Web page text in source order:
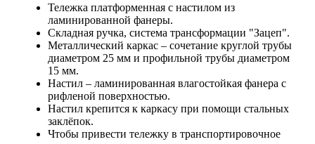
Тележка платформенная с настилом из
ламинированной фанеры.
Складная ручка, система трансформации "Зацеп".
Металлический каркас – сочетание круглой трубы
диаметром 25 мм и профильной трубы диаметром
15 мм.
Настил – ламинированная влагостойкая фанера с
рифленой поверхностью.
Настил крепится к каркасу при помощи стальных
заклёпок.
Чтобы привести тележку в транспортировочное